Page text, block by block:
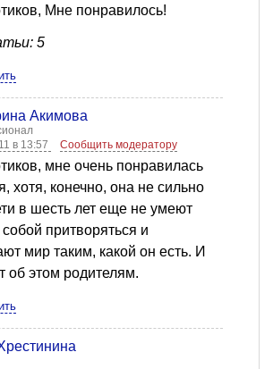
Мне понравилось!
5
Акимова
в 13:57
Сообщить модератору
мне очень понравилась
хотя, конечно, она не сильно
в шесть лет еще не умеют
притворяться и
мир таким, какой он есть. И
об этом родителям.